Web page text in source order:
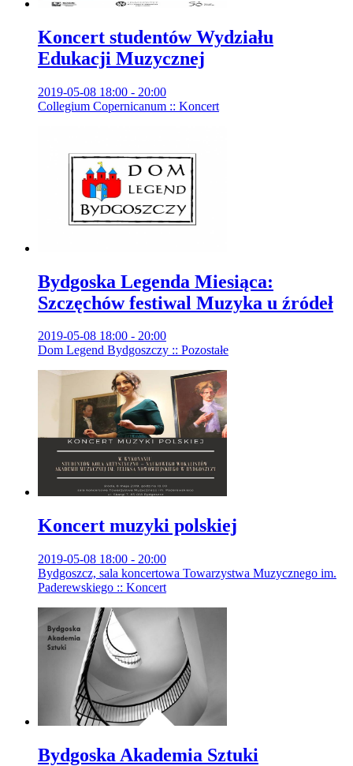
Koncert studentów Wydziału
Edukacji Muzycznej
2019-05-08 18:00 - 20:00
Collegium Copernicanum :: Koncert
Bydgoska Legenda Miesiąca:
Szczęchów festiwal Muzyka u źródeł
2019-05-08 18:00 - 20:00
Dom Legend Bydgoszczy :: Pozostałe
Koncert muzyki polskiej
2019-05-08 18:00 - 20:00
Bydgoszcz, sala koncertowa Towarzystwa Muzycznego im.
Paderewskiego :: Koncert
Bydgoska Akademia Sztuki